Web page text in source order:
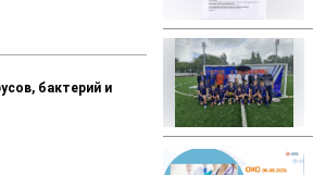
бактерий и